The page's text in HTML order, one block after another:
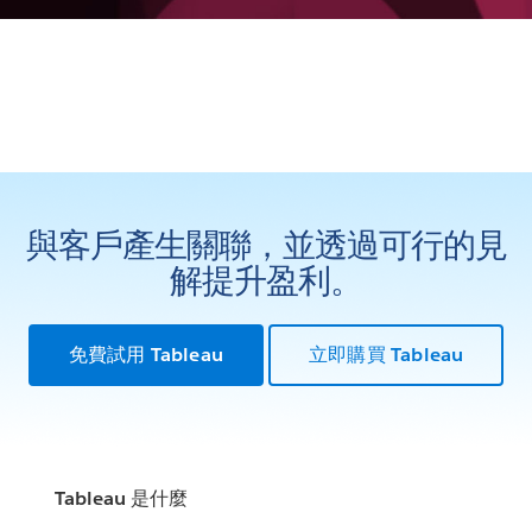
與客戶產生關聯，並透過可行的見
解提升盈利。
免費試用 Tableau 立即購買 Tableau
Tableau 是什麼